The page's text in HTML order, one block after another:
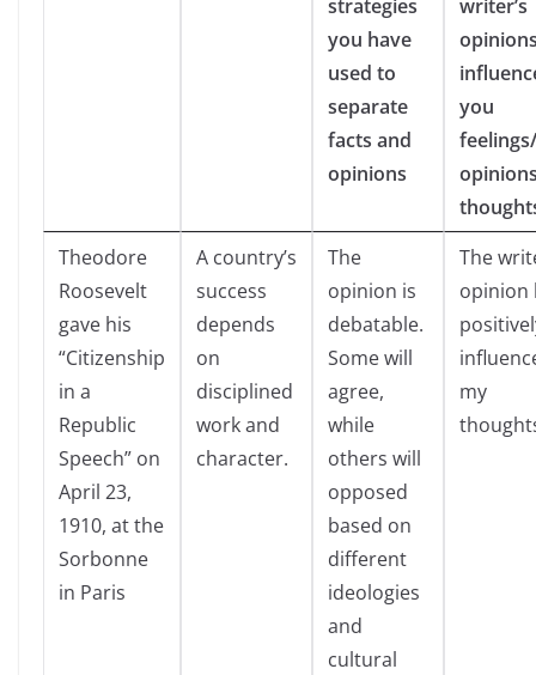
strategies
you have
used to
separate
facts and
opinions
writer’s
you
feelings/
Theodore
Roosevelt
gave his
“Citizenship
in a
Republic
Speech” on
April 23,
1910, at the
Sorbonne
in Paris
A country’s
success
depends
on
disciplined
work and
character.
The
opinion is
debatable.
Some will
agree,
while
others will
opposed
based on
different
ideologies
and
cultural
The
opinion
my